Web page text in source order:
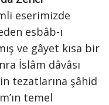
eserimizde
esbâb-ı
ve gâyet kısa bir
İslâm dâvâsı
tezatlarına şâhid
temel